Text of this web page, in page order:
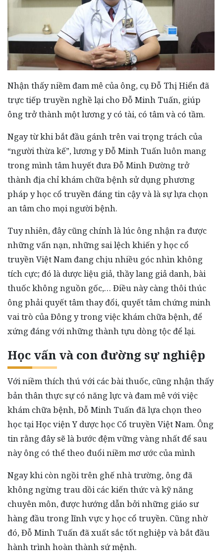
Nhận thấy niềm đam mê của ông, cụ Đỗ Thị Hiển đã
trực tiếp truyền nghề lại cho Đỗ Minh Tuấn, giúp
ông trở thành một lương y có tài, có tâm và có tầm.
Ngay từ khi bắt đầu gánh trên vai trọng trách của
“người thừa kế”, lương y Đỗ Minh Tuấn luôn mang
trong mình tâm huyết đưa Đỗ Minh Đường trở
thành địa chỉ khám chữa bệnh sử dụng phương
pháp y học cổ truyền đáng tin cậy và là sự lựa chọn
an tâm cho mọi người bệnh.
Tuy nhiên, đây cũng chính là lúc ông nhận ra được
những vấn nạn, những sai lệch khiến y học cổ
truyền Việt Nam đang chịu nhiều góc nhìn không
tích cực; đó là dược liệu giả, thầy lang giả danh, bài
thuốc không nguồn gốc,… Điều này càng thôi thúc
ông phải quyết tâm thay đổi, quyết tâm chứng minh
vai trò của Đông y trong việc khám chữa bệnh, để
xứng đáng với những thành tựu dòng tộc để lại.
Học vấn và con đường sự nghiệp
Với niềm thích thú với các bài thuốc, cũng nhận thấy
bản thân thực sự có năng lực và đam mê với việc
khám chữa bệnh, Đỗ Minh Tuấn đã lựa chọn theo
học tại Học viện Y dược học Cổ truyền Việt Nam. Ông
tin rằng đây sẽ là bước đệm vững vàng nhất để sau
này ông có thể theo đuổi niềm mơ ước của mình
Ngay khi còn ngồi trên ghế nhà trường, ông đã
không ngừng trau dồi các kiến thức và kỹ năng
chuyên môn, được hướng dẫn bởi những giáo sư
hàng đầu trong lĩnh vực y học cổ truyền. Cũng nhờ
đó, Đỗ Minh Tuấn đã xuất sắc tốt nghiệp và bắt đầu
hành trình hoàn thành sứ mệnh.